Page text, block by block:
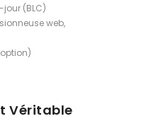
(BLC)
web,
Véritable